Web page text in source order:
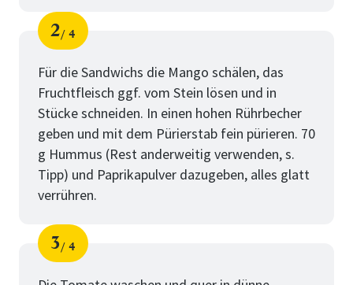
Schritt
2
von
4
Für die Sandwichs die Mango schälen, das
Fruchtfleisch ggf. vom Stein lösen und in
Stücke schneiden. In einen hohen Rührbecher
geben und mit dem Pürierstab fein pürieren. 70
g Hummus (Rest anderweitig verwenden, s.
Tipp) und Paprikapulver dazugeben, alles glatt
verrühren.
Schritt
3
von
4